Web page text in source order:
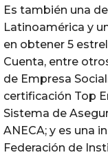
Es también una
Latinoamérica y
en obtener 5
Cuenta, entre
de Empresa
certificación Top
Sistema de
ANECA; y es una
Federación de